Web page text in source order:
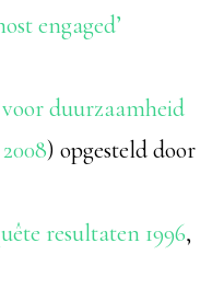
engaged’
duurzaamheid
2008) opgesteld door
resultaten 1996,